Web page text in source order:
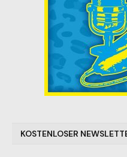
KOSTENLOSER